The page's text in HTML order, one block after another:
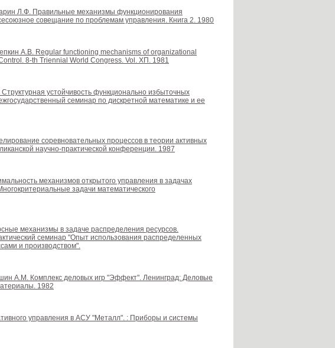
Л.Ф. Правильные механизмы функционирования
совещание по проблемам управления. Книга 2. 1980
А.В. Regular functioning mechanisms of organizational
8-th Triennial World Congress. Vol. ХП. 1981
устойчивость функционально избыточных
семинар по дискретной математике и ее
соревновательных процессов в теории активных
научно-практической конференции. 1987
механизмов открытого управления в задачах
задачи математического
механизмы в задаче распределения ресурсов.
семинар "Опыт использования распределенных
и производством".
А.М. Комплекс деловых игр "Эффект". Ленинград: Деловые
1982
управления в АСУ "Металл". : Приборы и системы